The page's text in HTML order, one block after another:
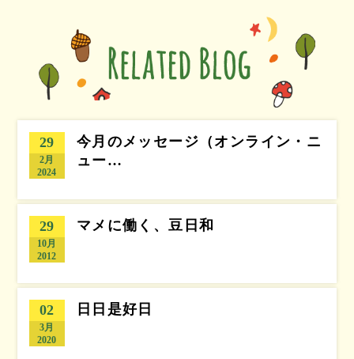
29
2月
2024
今月のメッセージ（オンライン・ニ
ュー…
29
10月
2012
マメに働く、豆日和
02
3月
2020
日日是好日